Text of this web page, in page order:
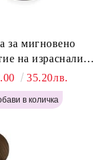
за мигновено
на израснали
Русо - Labor
Retouch Powder -
Blonde H646
35.20лв.